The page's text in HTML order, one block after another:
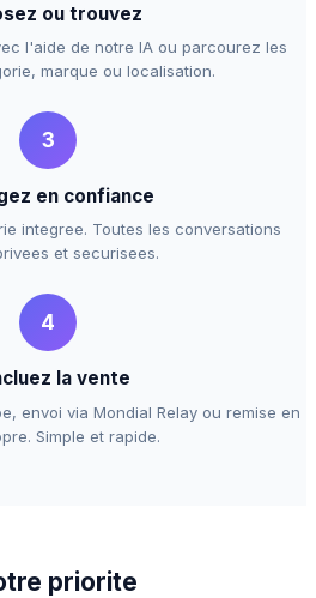
ou trouvez
l'aide de notre IA ou parcourez les
marque ou localisation.
3
en confiance
integree. Toutes les conversations
et securisees.
4
la vente
envoi via Mondial Relay ou remise en
Simple et rapide.
priorite